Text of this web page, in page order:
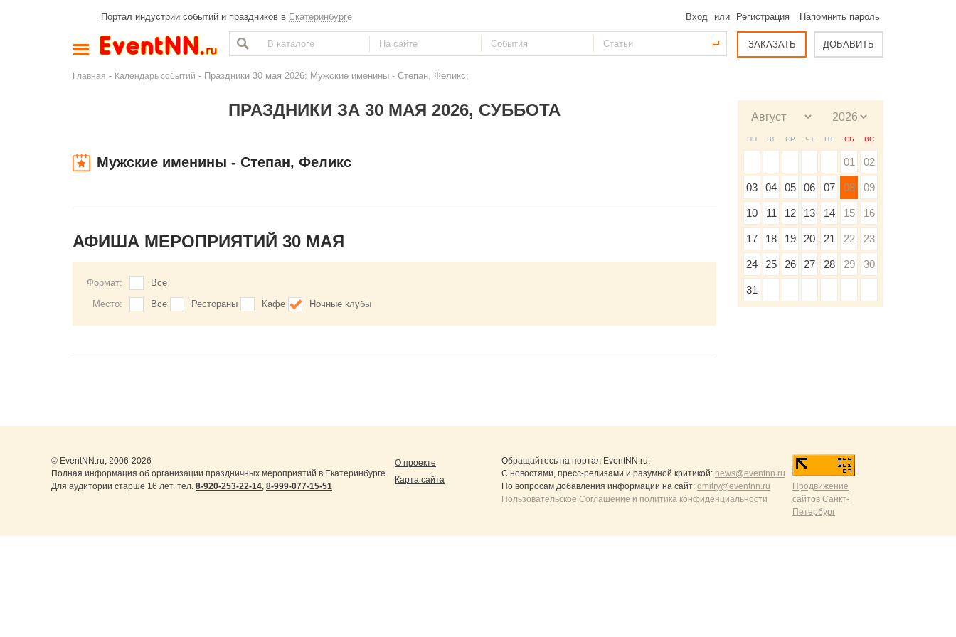
Портал индустрии событий и праздников в Екатеринбурге Вход или Регистрация Напомнить пароль
ЗАКАЗАТЬ ДОБАВИТЬ
Главная - Календарь событий - Праздники 30 мая 2026: Мужские именины - Степан, Феликс;
ПРАЗДНИКИ ЗА 30 МАЯ 2026, СУББОТА
Мужские именины - Степан, Феликс
АФИША МЕРОПРИЯТИЙ 30 МАЯ
Формат:
Все
Место:
Все Рестораны Кафе Ночные клубы
ПН ВТ СР ЧТ ПТ СБ ВС
01 02
03 04 05 06 07 08 09
10 11 12 13 14 15 16
17 18 19 20 21 22 23
24 25 26 27 28 29 30
31
© EventNN.ru, 2006-2026
Полная информация об организации праздничных мероприятий в Екатеринбурге.
Для аудитории старше 16 лет. тел. 8-920-253-22-14, 8-999-077-15-51
О проекте
Карта сайта
Обращайтесь на портал EventNN.ru:
С новостями, пресс-релизами и разумной критикой: news@eventnn.ru
По вопросам добавления информации на сайт: dmitry@eventnn.ru
Пользовательское Соглашение и политика конфиденциальности
Продвижение
сайтов Санкт-
Петербург